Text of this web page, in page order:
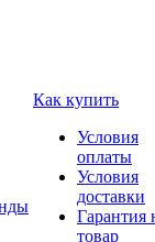
Как купить
Условия
оплаты
Условия
доставки
Гарантия
товар